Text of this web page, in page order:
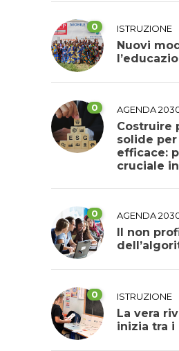
0 ISTRUZIONE
Nuovi
0 AGENDA
Costruire
solide per
efficace:
cruciale
0 AGENDA
Il non
0 ISTRUZIONE
La vera
inizia tra i